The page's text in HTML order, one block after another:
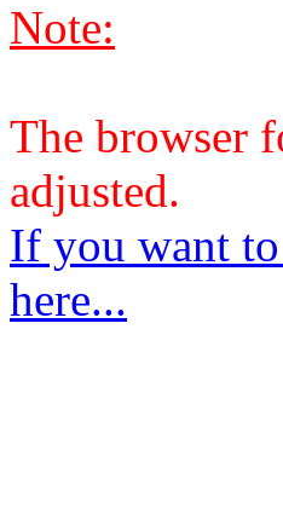
Note:
The browser
adjusted.
If you want
here...